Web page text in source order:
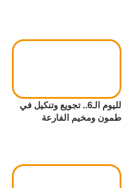
لليوم الـ6.. تجويع وتنكيل في
طمون ومخيم الفارعة